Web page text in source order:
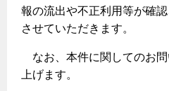
古くなったガス管の交換のおす
正しい接続で安全に
長期使用製品安全点検制度につ
換気と給排気設備の注意点
報の流出や不正利用等が確
させていただきます。
なお、本件に関してのお
上げます。